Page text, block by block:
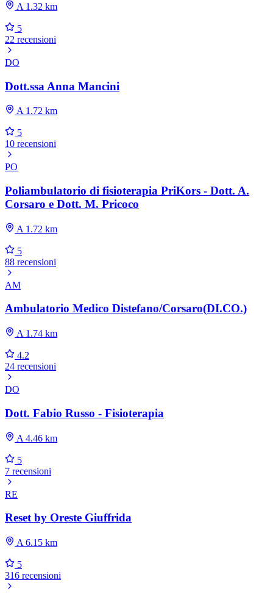
A 1.32 km
5
22 recensioni
DO
Dott.ssa Anna Mancini
A 1.72 km
5
10 recensioni
PO
Poliambulatorio di fisioterapia PriKors - Dott. A.
Corsaro e Dott. M. Pricoco
A 1.72 km
5
88 recensioni
AM
Ambulatorio Medico Distefano/Corsaro(DI.CO.)
A 1.74 km
4.2
24 recensioni
DO
Dott. Fabio Russo - Fisioterapia
A 4.46 km
5
7 recensioni
RE
Reset by Oreste Giuffrida
A 6.15 km
5
316 recensioni